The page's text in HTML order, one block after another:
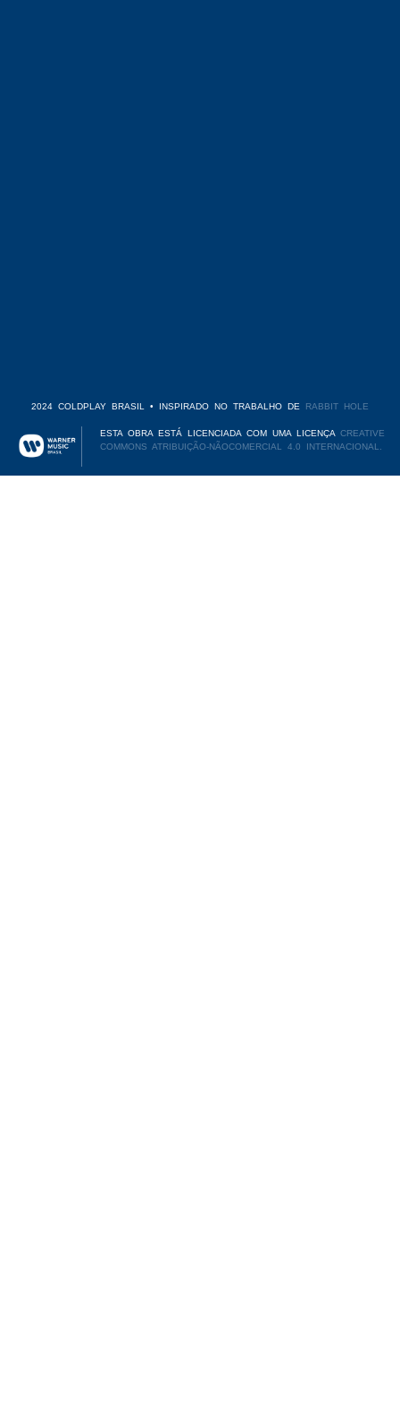
2024 COLDPLAY BRASIL • INSPIRADO NO TRABALHO DE RABBIT HOLE
ESTA OBRA ESTÁ LICENCIADA COM UMA LICENÇACREATIVE
COMMONS ATRIBUIÇÃO-NÃOCOMERCIAL 4.0 INTERNACIONAL.